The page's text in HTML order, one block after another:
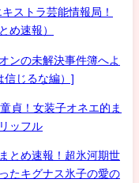
ストラ芸能情報局！
め速報）
ンの未解決事件簿へよ
信じるな編）]
！女装子オネエ的ま
ッフル
とめ速報！超氷河期世
たキグナス氷子の愛の